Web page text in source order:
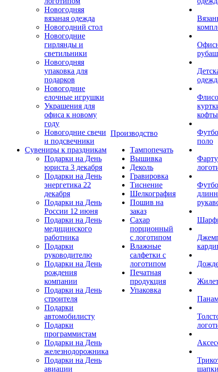
Новогодняя
вязаная одежда
Новогодний стол
Новогодние
гирлянды и
светильники
Новогодняя
упаковка для
подарков
Новогодние
елочные игрушки
Украшения для
офиса к новому
году
Новогодние свечи
и подсвечники
Сувениры к праздникам
Подарки на День
юриста 3 декабря
Подарки на День
энергетика 22
декабря
Подарки на День
России 12 июня
Подарки на День
медицинского
работника
Подарки
руководителю
Подарки на День
рождения
компании
Подарки на День
строителя
Подарки
автомобилисту
Подарки
программистам
Подарки на День
железнодорожника
Подарки на День
авиации
Производство
Тампопечать
Вышивка
Деколь
Гравировка
Тиснение
Шелкография
Пошив на
заказ
Сахар
порционный
с логотипом
Влажные
салфетки с
логотипом
Печатная
продукция
Упаковка
кофты
поло